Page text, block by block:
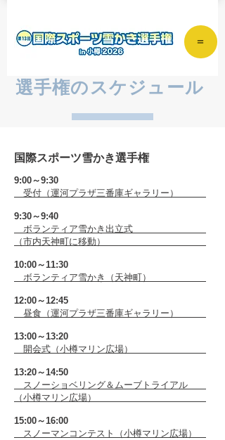
＝
選手権のスケジュール
国際スポーツ雪かき選手権
9:00～9:30
受付（運河プラザ三番庫ギャラリー）
9:30～9:40
ボランティア雪かき出立式
（市内天神町に移動）
10:00～11:30
ボランティア雪かき（天神町）
12:00～12:45
昼食（運河プラザ三番庫ギャラリー）
13:00～13:20
開会式（小樽マリン広場）
13:20～14:50
スノーショベリング＆ムーブトライアル
（小樽マリン広場）
15:00～16:00
スノーマンコンテスト（小樽マリン広場）